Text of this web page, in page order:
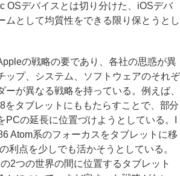
OSデバイスとは切り分けた、iOSデバ
ムとして均質性をできる限り保とうとし
の戦略の要であり、各社の思惑が異
ップ、システム、ソフトウェアのそれぞ
ーが異なる戦略を持っている。例えば、
をタブレットにももたらすことで、部分
PCの延長に位置づけようとしている。I
Atom系のフォーカスをタブレットに移
利点を少しでも活かそうとしている。
2つの世界の間に位置するタブレット